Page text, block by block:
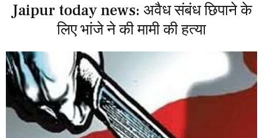
Jaipur today news: अवैध संबंध छिपाने के
लिए भांजे ने की मामी की हत्या